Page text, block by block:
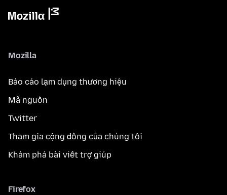
Mozilla
Báo cáo lạm dụng thương hiệu
Mã nguồn
Twitter
Tham gia cộng đồng của chúng tôi
Khám phá bài viết trợ giúp
Firefox